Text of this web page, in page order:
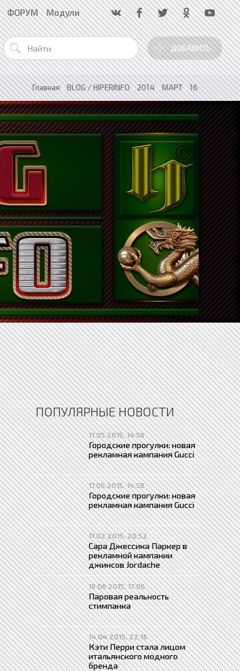
ФОРУМ Модули
ДОБАВИТЬ
Главная»BLOG / HIPERINFO»2014»МАРТ»16
ПОПУЛЯРНЫЕ НОВОСТИ
17.05.2015, 14:58
Городские прогулки: новая
рекламная кампания Gucci
17.05.2015, 14:58
Городские прогулки: новая
рекламная кампания Gucci
17.02.2015, 20:52
Сара Джессика Паркер в
рекламной кампании
джинсов Jordache
18.06.2015, 17:06
Паровая реальность
стимпанка
14.04.2015, 22:16
Кэти Перри стала лицом
итальянского модного
бренда